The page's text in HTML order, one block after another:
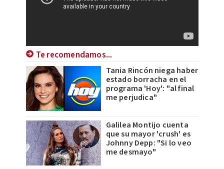
Te recomendamos...
Tania Rincón niega haber
estado borracha en el
programa 'Hoy': "al final
me perjudica"
Galilea Montijo cuenta
que su mayor 'crush' es
Johnny Depp: "Si lo veo
me desmayo"